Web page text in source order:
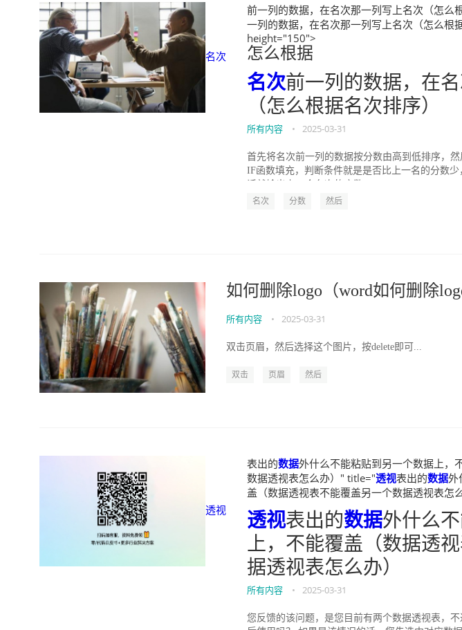
名次
前一列的数据，在名次那一列写上名次（怎么
一列的数据，在名次那一列写上名次（怎么
height="150">
怎么根据
名次前一列的数据，在
（怎么根据名次排序）
所有内容 • 2025-03-31
首先将名次前一列的数据按分数由高到低排序，
IF函数填充，判断条件就是是否比上一名的分数
名次 分数 然后
如何删除logo（word如何删除
所有内容 • 2025-03-31
双击页眉，然后选择这个图片，按delete即可...
双击 页眉 然后
透视
表出的数据外什么不能粘贴到另一个数据上，
数据透视表怎么办）" title="透视表出的数据外
盖（数据透视表不能覆盖另一个数据透视表
透视表出的数据外什么
上，不能覆盖（数据透
据透视表怎么办）
所有内容 • 2025-03-31
您反馈的该问题，是您目前有两个数据透视表，